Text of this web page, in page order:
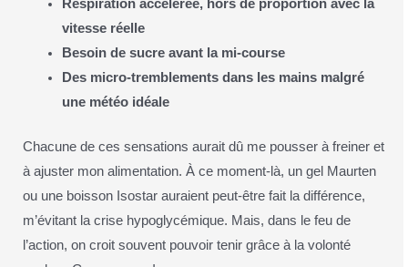
Respiration accélérée, hors de proportion avec la
vitesse réelle
Besoin de sucre avant la mi-course
Des micro-tremblements dans les mains malgré
une météo idéale
Chacune de ces sensations aurait dû me pousser à freiner et
à ajuster mon alimentation. À ce moment-là, un gel Maurten
ou une boisson Isostar auraient peut-être fait la différence,
m’évitant la crise hypoglycémique. Mais, dans le feu de
l’action, on croit souvent pouvoir tenir grâce à la volonté